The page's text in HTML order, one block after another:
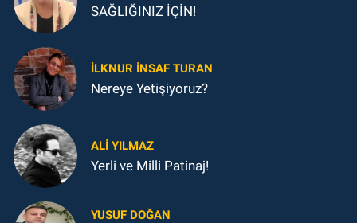
SAĞLIĞINIZ İÇİN!
İLKNUR İNSAF TURAN
Nereye Yetişiyoruz?
ALI YILMAZ
Yerli ve Milli Patinaj!
YUSUF DOĞAN